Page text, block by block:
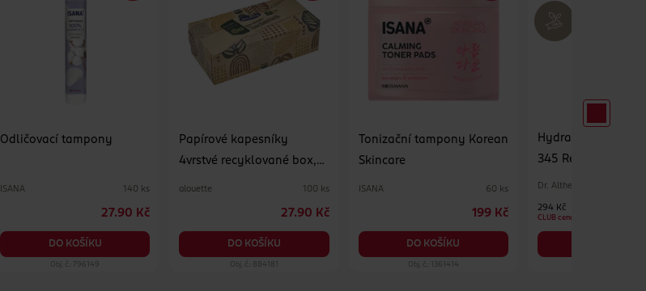
Odličovací tampony
ISANA 140 ks
27.90 Kč
DO KOŠÍKU
Obj. č.: 796149
Papírové kapesníky
4vrstvé recyklované box,
alouette 100 ks
27.90 Kč
DO KOŠÍKU
Obj. č.: 884181
Tonizační tampony Korean
Skincare
ISANA 60 ks
199 Kč
DO KOŠÍKU
Obj. č.: 1361414
Hydratační
345 Relief Cream
Dr. Althea
294 Kč
CLUB cena